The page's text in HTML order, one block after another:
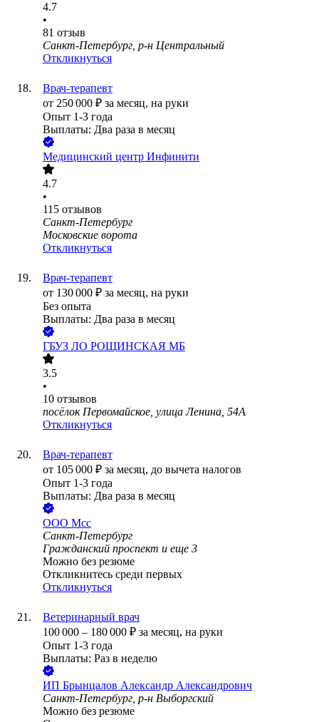
4.7
•
81 отзыв
Санкт-Петербург, р-н Центральный
Откликнуться
Врач-терапевт
от 250 000 ₽ за месяц, на руки
Опыт 1-3 года
Выплаты: Два раза в месяц
Медицинский центр Инфинити
4.7
•
115 отзывов
Санкт-Петербург
Московские ворота
Откликнуться
Врач-терапевт
от 130 000 ₽ за месяц, на руки
Без опыта
Выплаты: Два раза в месяц
ГБУЗ ЛО РОЩИНСКАЯ МБ
3.5
•
10 отзывов
посёлок Первомайское, улица Ленина, 54А
Откликнуться
Врач-терапевт
от 105 000 ₽ за месяц, до вычета налогов
Опыт 1-3 года
Выплаты: Два раза в месяц
ООО Мсс
Санкт-Петербург
Гражданский проспект и еще 3
Можно без резюме
Откликнитесь среди первых
Откликнуться
Ветеринарный врач
100 000 – 180 000 ₽ за месяц, на руки
Опыт 1-3 года
Выплаты: Раз в неделю
ИП Брынцалов Александр Александрович
Санкт-Петербург, р-н Выборгский
Можно без резюме